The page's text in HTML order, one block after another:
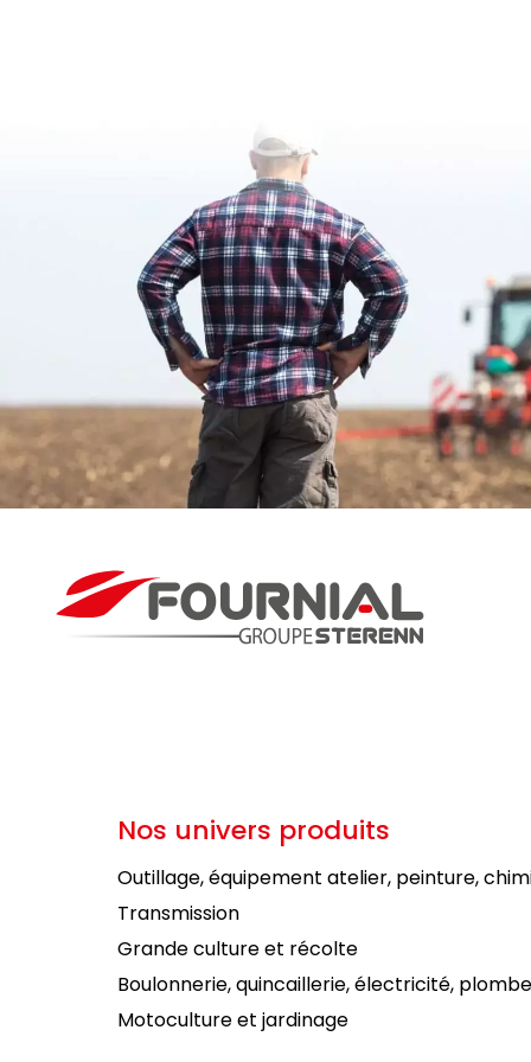
Nos univers produits
Outillage, équipement atelier, peinture,
Transmission
Grande culture et récolte
Boulonnerie, quincaillerie, électricité,
Motoculture et jardinage